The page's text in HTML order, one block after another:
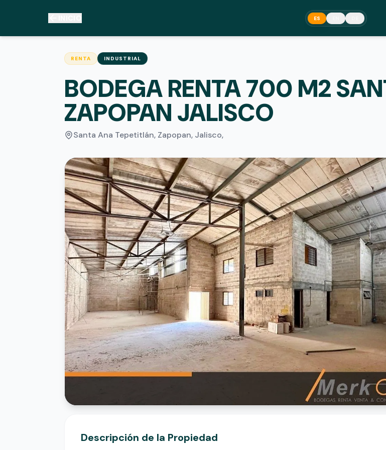
ES
RENTA INDUSTRIAL
BODEGA RENTA 700 M2
ZAPOPAN JALISCO
Santa Ana Tepetitlán, Zapopan, Jalisco,
Descripción de la Propiedad